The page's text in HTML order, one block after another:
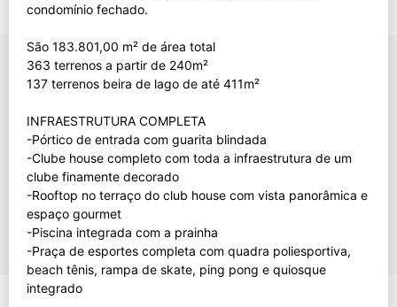
condomínio fechado.
São 183.801,00 m² de área total
363 terrenos a partir de 240m²
137 terrenos beira de lago de até 411m²
INFRAESTRUTURA COMPLETA
-Pórtico de entrada com guarita blindada
-Clube house completo com toda a infraestrutura de um
clube finamente decorado
-Rooftop no terraço do club house com vista panorâmica e
espaço gourmet
-Piscina integrada com a prainha
-Praça de esportes completa com quadra poliesportiva,
beach tênis, rampa de skate, ping pong e quiosque
integrado